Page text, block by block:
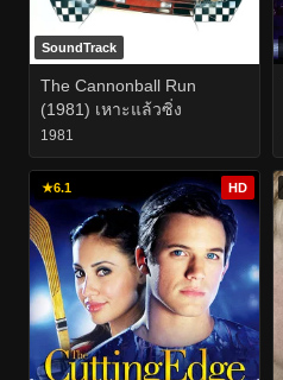
SoundTrack
The Cannonball Run
(1981) เหาะแล้วซิ่ง
1981
★6.1 HD